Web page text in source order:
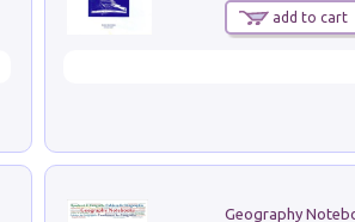
add to cart